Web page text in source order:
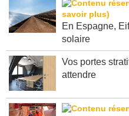
En Espagne,
Vos portes